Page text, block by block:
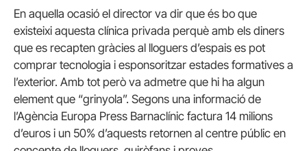
En aquella ocasió el director va dir que és bo que
existeixi aquesta clínica privada perquè amb els diners
que es recapten gràcies al lloguers d’espais es pot
comprar tecnologia i esponsoritzar estades formatives a
l’exterior. Amb tot però va admetre que hi ha algun
element que “grinyola”. Segons una informació de
l’Agència Europa Press Barnaclínic factura 14 milions
d’euros i un 50% d’aquests retornen al centre públic en